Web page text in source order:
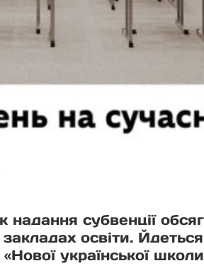
надання субвенції
освіти.
української